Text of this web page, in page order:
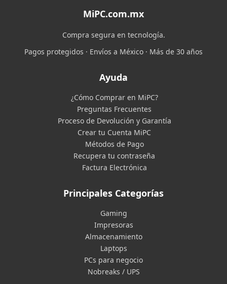
MiPC.com.mx
Compra segura en tecnología.
Pagos protegidos · Envíos a México · Más de 30 años
Ayuda
¿Cómo Comprar en MiPC?
Preguntas Frecuentes
Proceso de Devolución y Garantía
Crear tu Cuenta MiPC
Métodos de Pago
Recupera tu contraseña
Factura Electrónica
Principales Categorías
Gaming
Impresoras
Almacenamiento
Laptops
PCs para negocio
Nobreaks / UPS